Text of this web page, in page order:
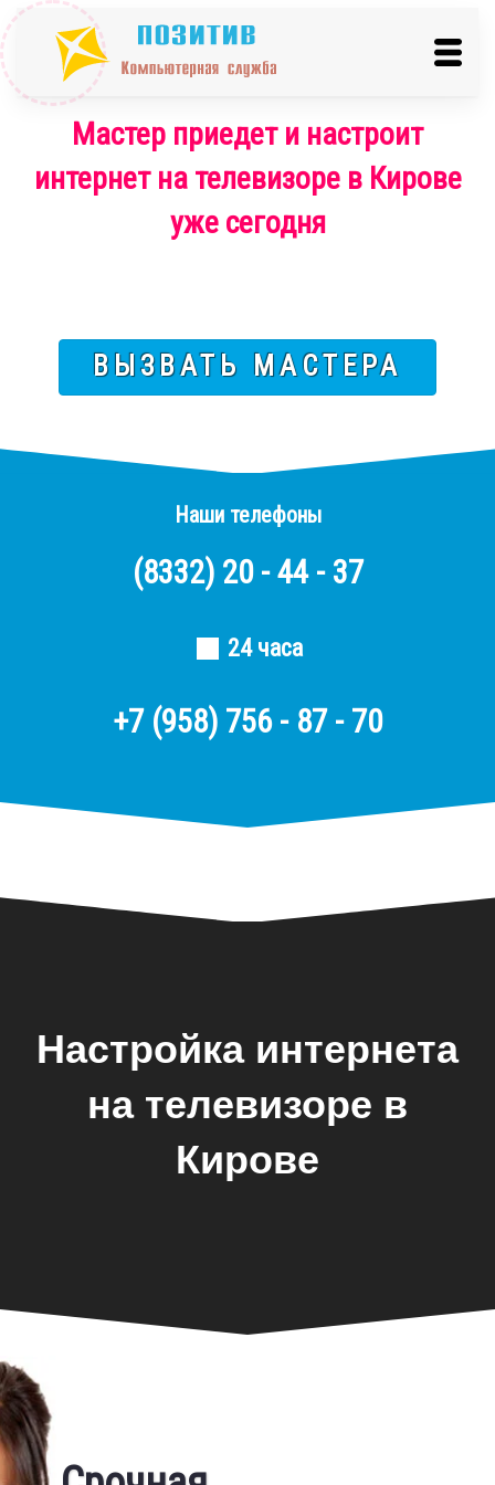
Мастер приедет и настроит
интернет на телевизоре в Кирове
уже сегодня
ВЫЗВАТЬ МАСТЕРА
Наши телефоны
(8332) 20 - 44 - 37
24 часа
+7 (958) 756 - 87 - 70
Настройка интернета
на телевизоре в
Кирове
Фирменная гарантия